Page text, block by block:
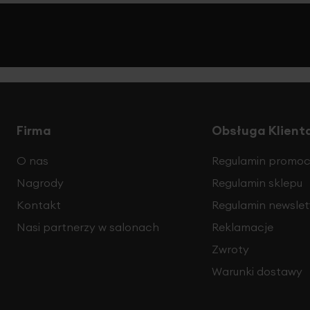
Firma
O nas
Nagrody
Kontakt
Nasi partnerzy w salonach
Obsługa
Regulamin
Regulamin sklepu
Regulamin
Reklamacje
Zwroty
Warunki dostawy